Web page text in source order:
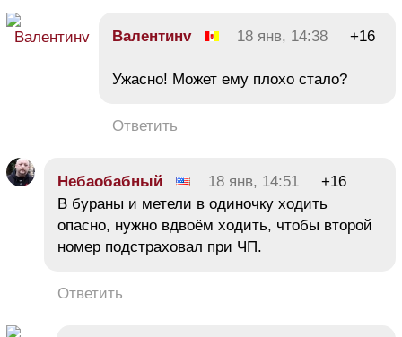
Валентинv 18 янв, 14:38 +16
Ужасно! Может ему плохо стало?
Ответить
Небаобабный 18 янв, 14:51
+16
В бураны и метели в одиночку ходить
опасно, нужно вдвоём ходить, чтобы второй
номер подстраховал при ЧП.
Ответить